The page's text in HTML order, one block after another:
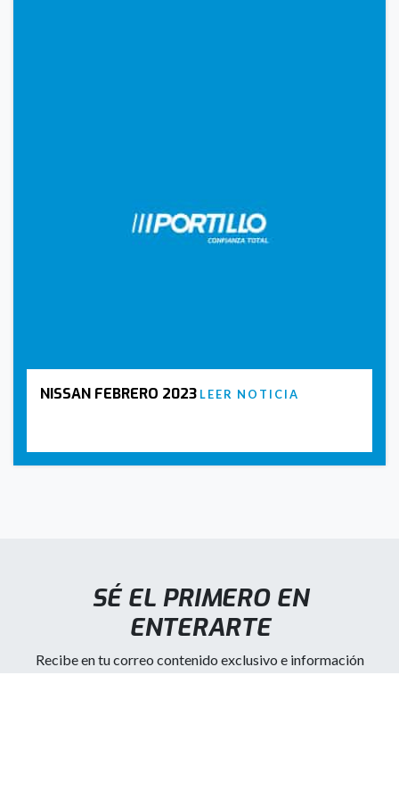
NISSAN FEBRERO 2023 LEER NOTICIA
SÉ EL PRIMERO EN
ENTERARTE
Recibe en tu correo contenido exclusivo e información